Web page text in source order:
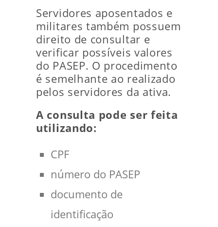
Servidores aposentados e
militares também possuem
direito de consultar e
verificar possíveis valores
do PASEP. O procedimento
é semelhante ao realizado
pelos servidores da ativa.
A consulta pode ser feita
utilizando:
CPF
número do PASEP
documento de
identificação